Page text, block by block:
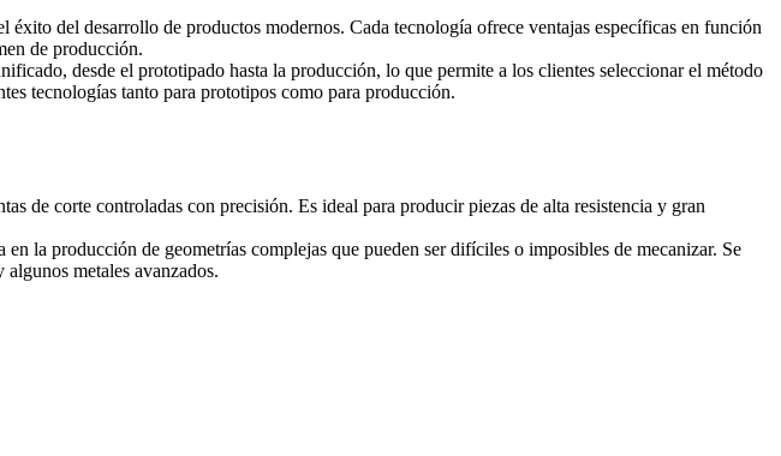
del desarrollo de productos modernos. Cada tecnología ofrece ventajas específicas en función
de producción.
desde el prototipado hasta la producción, lo que permite a los clientes seleccionar el método
tecnologías tanto para prototipos como para producción.
de corte controladas con precisión. Es ideal para producir piezas de alta resistencia y gran
la producción de geometrías complejas que pueden ser difíciles o imposibles de mecanizar. Se
metales avanzados.